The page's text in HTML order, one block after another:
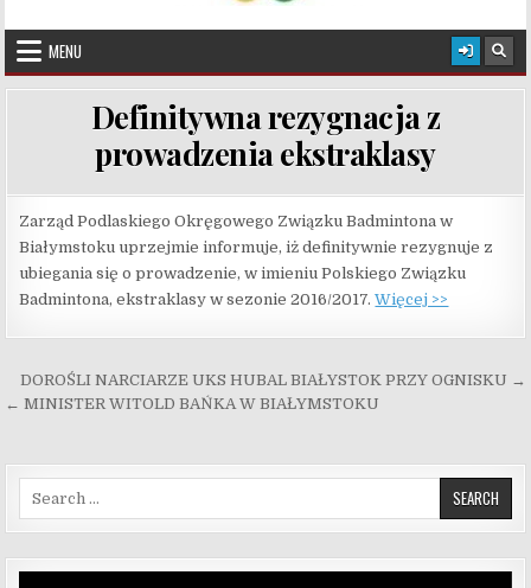
UKS Hubal Białystok
MENU
Definitywna rezygnacja z
prowadzenia ekstraklasy
Zarząd Podlaskiego Okręgowego Związku Badmintona w
Białymstoku uprzejmie informuje, iż definitywnie rezygnuje z
ubiegania się o prowadzenie, w imieniu Polskiego Związku
Badmintona, ekstraklasy w sezonie 2016/2017.Więcej >>
Nawigacja wpisu
DOROŚLI NARCIARZE UKS HUBAL BIAŁYSTOK PRZY OGNISKU →
← MINISTER WITOLD BAŃKA W BIAŁYMSTOKU
Search for: